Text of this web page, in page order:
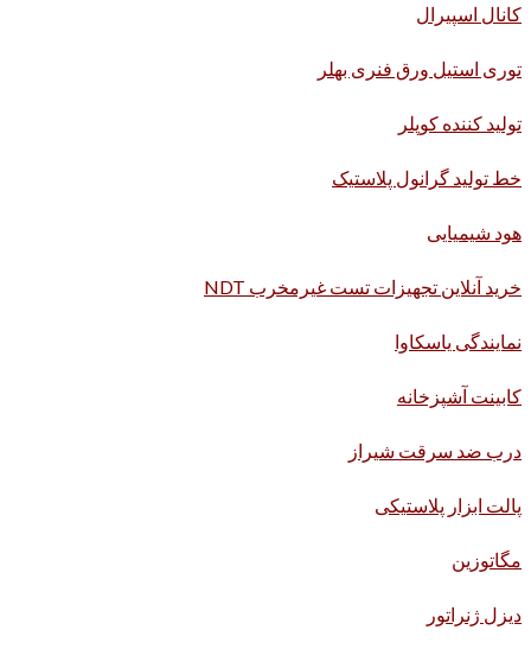
کانال اسپیرال
توری استیل ورق فنری بهلر
تولید کننده کوپلر
خط تولید گرانول پلاستیک
هود شیمیایی
خرید آنلاین تجهیزات تست غیرمخرب NDT
نمایندگی یاسکاوا
کابینت آشپزخانه
درب ضد سرقت شیراز
پالت ابزار پلاستیکی
مگاتوزین
دیزل ژنراتور